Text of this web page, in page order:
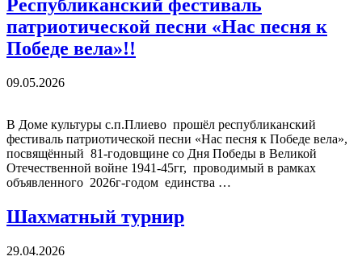
Республиканский фестиваль
патриотической песни «Нас песня к
Победе вела»!!
09.05.2026
В Доме культуры с.п.Плиево прошёл республиканский
фестиваль патриотической песни «Нас песня к Победе вела»,
посвящённый 81-годовщине со Дня Победы в Великой
Отечественной войне 1941-45гг, проводимый в рамках
объявленного 2026г-годом единства …
Шахматный турнир
29.04.2026